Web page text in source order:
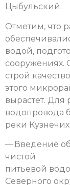
Цыбульский.
Отметим, что
водой,
сооружениях.
строй
этого
вырастет. Для
водопровода
реки
— Введение
чистой
питьевой
Северного